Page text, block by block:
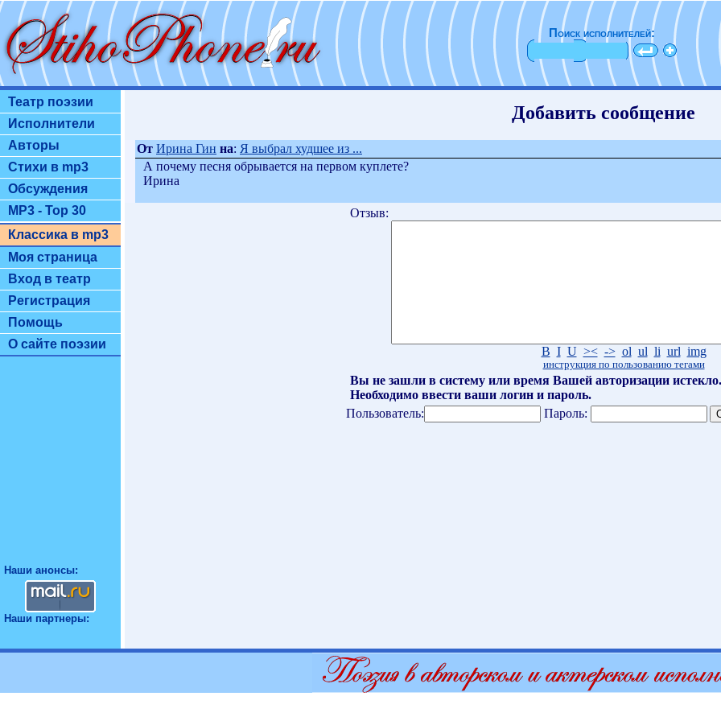
Поиск исполнителей:
Театр поэзии
Исполнители
Авторы
Стихи в mp3
Обсуждения
MP3 - Top 30
Классика в mp3
Моя страница
Вход в театр
Регистрация
Помощь
О сайте поэзии
Наши анонсы:
Наши партнеры:
Добавить сообщение
От Ирина Гин на: Я выбрал худшее из ...
А почему песня обрывается на первом куплете?
Ирина
Отзыв:
B I U >< -> ol ul li url img
инструкция по пользованию тегами
Вы не зашли в систему или время Вашей авторизации истекло.
Необходимо ввести ваши логин и пароль.
Пользователь:
Пароль: